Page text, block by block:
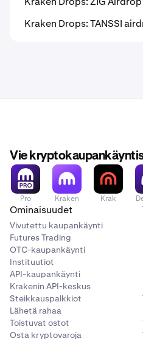
Kraken Drops: TANSSI
Vie
Pro Kraken Krak
Ominaisuudet
Vivutettu kaupankäynti
Futures Trading
OTC-kaupankäynti
Instituutiot
API-kaupankäynti
Krakenin API-keskus
Steikkauspalkkiot
Lähetä rahaa
Toistuvat ostot
Osta kryptovaroja